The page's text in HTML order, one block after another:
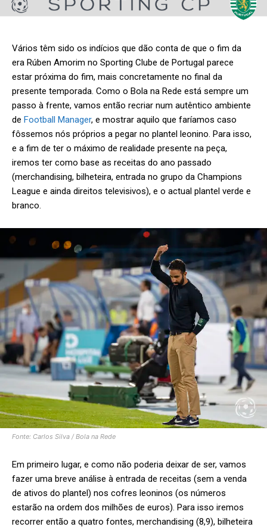
Vários têm sido os indícios que dão conta de que o fim da
era Rúben Amorim no Sporting Clube de Portugal parece
estar próxima do fim, mais concretamente no final da
presente temporada. Como o Bola na Rede está sempre um
passo à frente, vamos então recriar num autêntico ambiente
de Football Manager, e mostrar aquilo que faríamos caso
fôssemos nós próprios a pegar no plantel leonino. Para isso,
e a fim de ter o máximo de realidade presente na peça,
iremos ter como base as receitas do ano passado
(merchandising, bilheteira, entrada no grupo da Champions
League e ainda direitos televisivos), e o actual plantel verde e
branco.
Fonte: Carlos Silva / Bola na Rede
Em primeiro lugar, e como não poderia deixar de ser, vamos
fazer uma breve análise à entrada de receitas (sem a venda
de ativos do plantel) nos cofres leoninos (os números
estarão na ordem dos milhões de euros). Para isso iremos
recorrer então a quatro fontes, merchandising (8,9), bilheteira